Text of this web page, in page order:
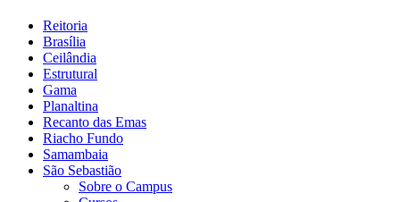
Reitoria
Brasília
Ceilândia
Estrutural
Gama
Planaltina
Recanto das Emas
Riacho Fundo
Samambaia
São Sebastião
Sobre o Campus